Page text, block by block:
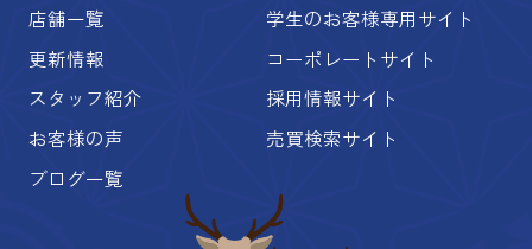
店舗一覧
更新情報
スタッフ紹介
お客様の声
ブログ一覧
学生のお客様専用サイト
コーポレートサイト
採用情報サイト
売買検索サイト